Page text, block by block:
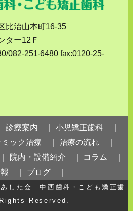
比治山本町16-35
ター12Ｆ
診療案内 ｜
小児矯正歯科 ｜
ミック治療 ｜
治療の流れ ｜
院内・設備紹介 ｜
コラム ｜
報 ｜
ブログ ｜
あした会 中西歯科・こども矯正歯
Reserved.